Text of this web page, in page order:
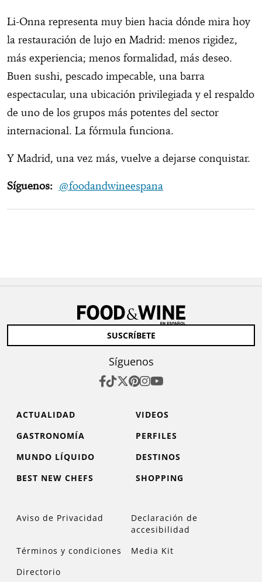
Li-Onna representa muy bien hacia dónde mira hoy
la restauración de lujo en Madrid: menos rigidez,
más experiencia; menos formalidad, más deseo.
Buen sushi, pescado impecable, una barra
espectacular, una ubicación privilegiada y el respaldo
de uno de los grupos más potentes del sector
internacional. La fórmula funciona.
Y Madrid, una vez más, vuelve a dejarse conquistar.
Síguenos: @foodandwineespana
SUSCRÍBETE
Síguenos
ACTUALIDAD
VIDEOS
GASTRONOMÍA
PERFILES
MUNDO LÍQUIDO
DESTINOS
BEST NEW CHEFS
SHOPPING
Aviso de Privacidad
Declaración de
accesibilidad
Términos y condiciones
Media Kit
Directorio